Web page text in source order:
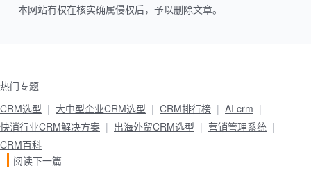
本网站有权在核实确属侵权后，予以删除文章。
热门专题
CRM选型
大中型企业CRM选型 CRM排行榜
AI crm
快消行业CRM解决方案
出海外贸CRM选型
营销管理系统
CRM百科
阅读下一篇